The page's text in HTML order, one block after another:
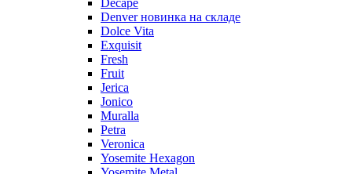
Decape
Denver новинка на складе
Dolce Vita
Exquisit
Fresh
Fruit
Jerica
Jonico
Muralla
Petra
Veroniсa
Yosemite Hexagon